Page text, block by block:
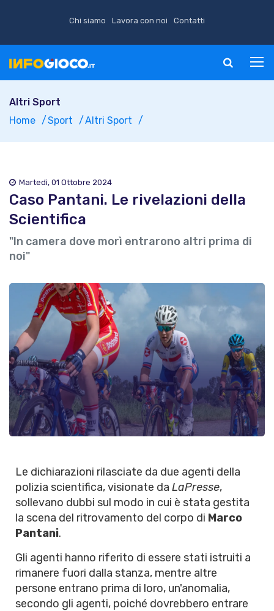
Chi siamo Lavora con noi Contatti
Altri Sport
Home
Sport Altri Sport
Martedì, 01 Ottobre 2024
Caso Pantani. Le rivelazioni della
Scientifica
"In camera dove morì entrarono altri prima di
noi"
Le dichiarazioni rilasciate da due agenti della
polizia scientifica, visionate da LaPresse,
sollevano dubbi sul modo in cui è stata gestita
la scena del ritrovamento del corpo di Marco
Pantani.
Gli agenti hanno riferito di essere stati istruiti a
rimanere fuori dalla stanza, mentre altre
persone entrano prima di loro, un'anomalia,
secondo gli agenti, poiché dovrebbero entrare